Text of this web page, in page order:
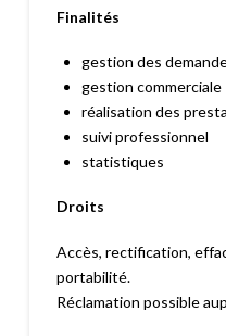
Finalités
gestion des
gestion commerciale
réalisation des
suivi professionnel
statistiques
Droits
Accès, rectification,
portabilité.
Réclamation possible